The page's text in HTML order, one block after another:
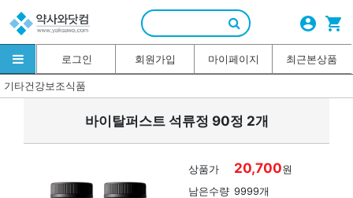
account_circle shopping_cart
로그인 회원가입 마이페이지 최근본상품
기타건강보조식품
바이탈퍼스트 석류정 90정 2개
상품가 20,700원
남은수량 9999개